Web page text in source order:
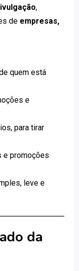
,
de empresas,
quem está
e
para tirar
e promoções
leve e
da